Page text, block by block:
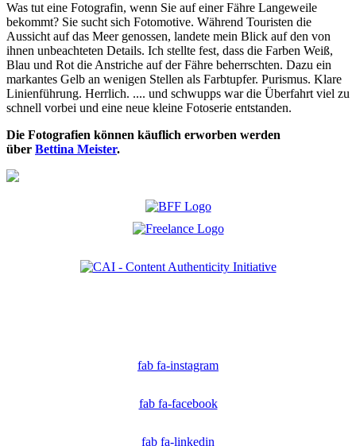
Was tut eine Fotografin, wenn Sie auf einer Fähre Langeweile
bekommt? Sie sucht sich Fotomotive. Während Touristen die
Aussicht auf das Meer genossen, landete mein Blick auf den von
ihnen unbeachteten Details. Ich stellte fest, dass die Farben Weiß,
Blau und Rot die Anstriche auf der Fähre beherrschten. Dazu ein
markantes Gelb an wenigen Stellen als Farbtupfer. Purismus. Klare
Linienführung. Herrlich. .... und schwupps war die Überfahrt viel zu
schnell vorbei und eine neue kleine Fotoserie entstanden.
Die Fotografien können käuflich erworben werden
über Bettina Meister.
fab fa-instagram
fab fa-facebook
fab fa-linkedin